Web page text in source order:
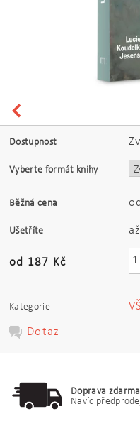
Dostupnost
Vyberte formát knihy
Běžná cena
Ušetříte až
od 187 Kč
Kategorie
Dotaz
Doprava
Navíc